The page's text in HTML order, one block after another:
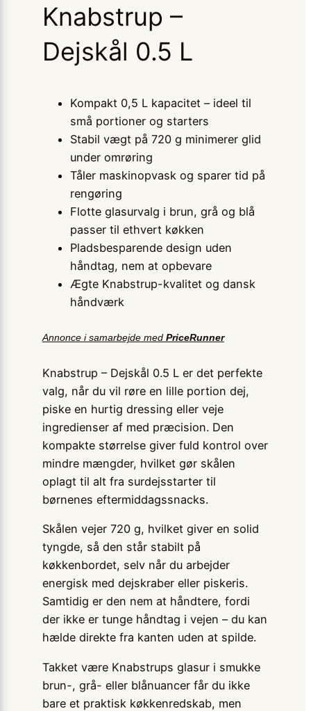
Knabstrup –
Dejskål 0.5 L
Kompakt 0,5 L kapacitet – ideel til
små portioner og starters
Stabil vægt på 720 g minimerer glid
under omrøring
Tåler maskinopvask og sparer tid på
rengøring
Flotte glasurvalg i brun, grå og blå
passer til ethvert køkken
Pladsbesparende design uden
håndtag, nem at opbevare
Ægte Knabstrup-kvalitet og dansk
håndværk
Annonce i samarbejde med PriceRunner
Knabstrup – Dejskål 0.5 L er det perfekte
valg, når du vil røre en lille portion dej,
piske en hurtig dressing eller veje
ingredienser af med præcision. Den
kompakte størrelse giver fuld kontrol over
mindre mængder, hvilket gør skålen
oplagt til alt fra surdejsstarter til
børnenes eftermiddagssnacks.
Skålen vejer 720 g, hvilket giver en solid
tyngde, så den står stabilt på
køkkenbordet, selv når du arbejder
energisk med dejskraber eller piskeris.
Samtidig er den nem at håndtere, fordi
der ikke er tunge håndtag i vejen – du kan
hælde direkte fra kanten uden at spilde.
Takket være Knabstrups glasur i smukke
brun-, grå- eller blånuancer får du ikke
bare et praktisk køkkenredskab, men